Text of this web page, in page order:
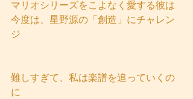
マリオシリーズをこよなく愛する彼は
今度は、星野源の「創造」にチャレン
ジ
難しすぎて、私は楽譜を追っていくの
に